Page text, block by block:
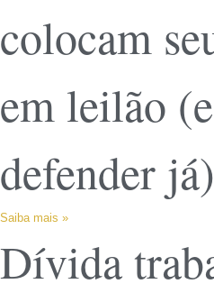
colocam
em leilão
defender já)
Saiba mais »
Dívida